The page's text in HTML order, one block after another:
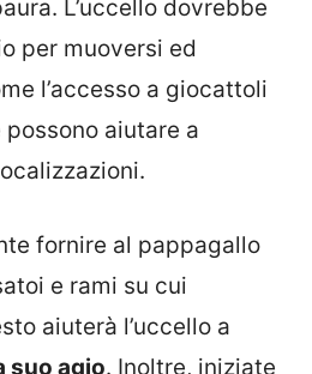
L’uccello dovrebbe
per muoversi ed
l’accesso a giocattoli
aiutare a
fornire al pappagallo
e rami su cui
aiuterà l’uccello a
suo agio. Inoltre, iniziate